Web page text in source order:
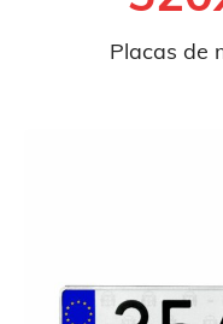
Placas de